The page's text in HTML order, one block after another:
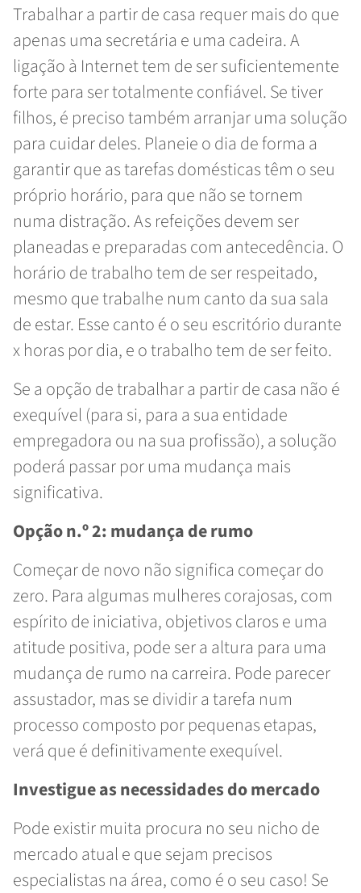
Trabalhar a partir de casa requer mais do que
apenas uma secretária e uma cadeira. A
ligação à Internet tem de ser suficientemente
forte para ser totalmente confiável. Se tiver
filhos, é preciso também arranjar uma solução
para cuidar deles. Planeie o dia de forma a
garantir que as tarefas domésticas têm o seu
próprio horário, para que não se tornem
numa distração. As refeições devem ser
planeadas e preparadas com antecedência. O
horário de trabalho tem de ser respeitado,
mesmo que trabalhe num canto da sua sala
de estar. Esse canto é o seu escritório durante
x horas por dia, e o trabalho tem de ser feito.
Se a opção de trabalhar a partir de casa não é
exequível (para si, para a sua entidade
empregadora ou na sua profissão), a solução
poderá passar por uma mudança mais
significativa.
Opção n.º 2: mudança de rumo
Começar de novo não significa começar do
zero. Para algumas mulheres corajosas, com
espírito de iniciativa, objetivos claros e uma
atitude positiva, pode ser a altura para uma
mudança de rumo na carreira. Pode parecer
assustador, mas se dividir a tarefa num
processo composto por pequenas etapas,
verá que é definitivamente exequível.
Investigue as necessidades do mercado
Pode existir muita procura no seu nicho de
mercado atual e que sejam precisos
especialistas na área, como é o seu caso! Se